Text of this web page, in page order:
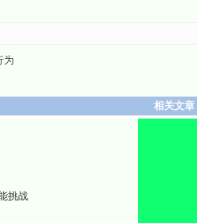
为
挑战
相关文章